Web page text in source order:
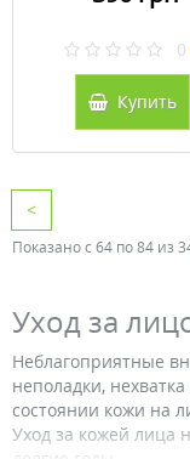
0
Купить
<
Показано с 64 по 84 из
Уход за
Неблагоприятные
неполадки,
состоянии кожи на
Уход за кожей лица